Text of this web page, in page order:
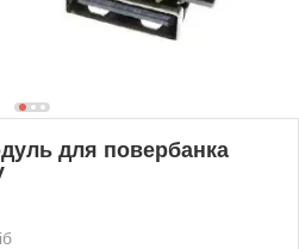
для повербанка